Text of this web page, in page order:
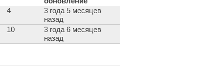
4
3 года 5 месяцев
назад
10
3 года 6 месяцев
назад